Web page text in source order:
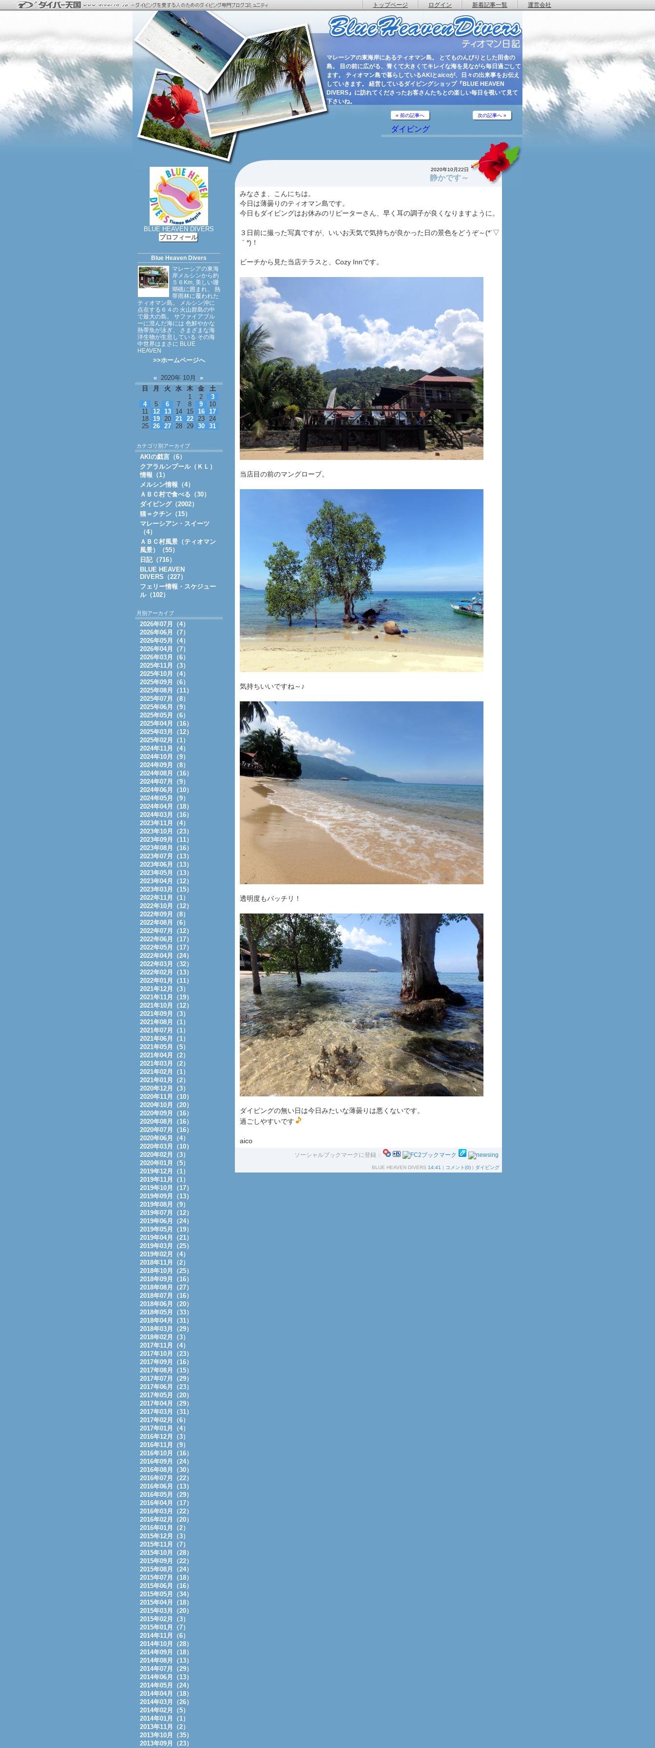
トップページ ログイン 新着記事一覧 運営会社
マレーシアの東海岸にあるティオマン島。 とてものんびりとした田舎の
島。 目の前に広がる、青くて大きくてキレイな海を見ながら毎日過ごして
ます。 ティオマン島で暮らしているAKIとaicoが、日々の出来事をお伝え
していきます。 経営しているダイビングショップ『BLUE HEAVEN
DIVERS』に訪れてくださったお客さんたちとの楽しい毎日を覗いて見て
下さいね。
« 前の記事へ 次の記事へ »
ダイビング
2020年10月22日
静かです～
みなさま、こんにちは。
今日は薄曇りのティオマン島です。
今日もダイビングはお休みのリピーターさん、早く耳の調子が良くなりますように。
３日前に撮った写真ですが、いいお天気で気持ちが良かった日の景色をどうぞ～(*´▽
｀*)！
ビーチから見た当店テラスと、Cozy Innです。
当店目の前のマングローブ。
気持ちいいですね～♪
透明度もバッチリ！
ダイビングの無い日は今日みたいな薄曇りは悪くないです。
過ごしやすいです
aico
ソーシャルブックマークに登録：
BLUE HEAVEN DIVERS 14:41 | コメント(0) | ダイビング
BLUE HEAVEN DIVERS
プロフィール
Blue Heaven Divers
マレーシアの東海
岸メルシンから約
５６Km, 美しい珊
瑚礁に囲まれ、 熱
帯雨林に覆われた
ティオマン島。 メルシン沖に
点在する６４の 火山群島の中
で最大の島。 サファイアブル
ーに澄んだ海には 色鮮やかな
熱帯魚が泳ぎ、 さまざまな海
洋生物が生息している その海
中世界はまさに BLUE
HEAVEN
>>ホームページへ
« 2020年 10月 »
日
月 火 水 木 金
土
1
2
3
4
5 6 7 8 9
10
11
12 13 14 15 16
17
18
19 20 21 22 23
24
25
26 27 28 29 30 31
カテゴリ別アーカイブ
AKIの戯言（6）
クアラルンプール（ＫＬ）
情報（1）
メルシン情報（4）
ＡＢＣ村で食べる（30）
ダイビング（2002）
猫＝クチン（15）
マレーシアン・スイーツ
（4）
ＡＢＣ村風景（ティオマン
風景）（55）
日記（716）
BLUE HEAVEN
DIVERS（227）
フェリー情報・スケジュー
ル（102）
月別アーカイブ
2026年07月（4）
2026年06月（7）
2026年05月（4）
2026年04月（7）
2026年03月（6）
2025年11月（3）
2025年10月（4）
2025年09月（6）
2025年08月（11）
2025年07月（8）
2025年06月（9）
2025年05月（6）
2025年04月（16）
2025年03月（12）
2025年02月（1）
2024年11月（4）
2024年10月（9）
2024年09月（8）
2024年08月（16）
2024年07月（9）
2024年06月（10）
2024年05月（9）
2024年04月（18）
2024年03月（16）
2023年11月（4）
2023年10月（23）
2023年09月（11）
2023年08月（16）
2023年07月（13）
2023年06月（13）
2023年05月（13）
2023年04月（12）
2023年03月（15）
2022年11月（1）
2022年10月（12）
2022年09月（8）
2022年08月（6）
2022年07月（12）
2022年06月（17）
2022年05月（17）
2022年04月（24）
2022年03月（32）
2022年02月（13）
2022年01月（11）
2021年12月（3）
2021年11月（19）
2021年10月（12）
2021年09月（3）
2021年08月（1）
2021年07月（1）
2021年06月（1）
2021年05月（5）
2021年04月（2）
2021年03月（2）
2021年02月（1）
2021年01月（2）
2020年12月（3）
2020年11月（10）
2020年10月（20）
2020年09月（16）
2020年08月（16）
2020年07月（16）
2020年06月（4）
2020年03月（10）
2020年02月（3）
2020年01月（5）
2019年12月（1）
2019年11月（1）
2019年10月（17）
2019年09月（13）
2019年08月（9）
2019年07月（12）
2019年06月（24）
2019年05月（19）
2019年04月（21）
2019年03月（25）
2019年02月（4）
2018年11月（2）
2018年10月（25）
2018年09月（16）
2018年08月（27）
2018年07月（16）
2018年06月（20）
2018年05月（33）
2018年04月（31）
2018年03月（29）
2018年02月（3）
2017年11月（4）
2017年10月（23）
2017年09月（16）
2017年08月（15）
2017年07月（29）
2017年06月（23）
2017年05月（20）
2017年04月（29）
2017年03月（31）
2017年02月（6）
2017年01月（4）
2016年12月（3）
2016年11月（9）
2016年10月（16）
2016年09月（24）
2016年08月（30）
2016年07月（22）
2016年06月（13）
2016年05月（29）
2016年04月（17）
2016年03月（22）
2016年02月（20）
2016年01月（2）
2015年12月（3）
2015年11月（7）
2015年10月（28）
2015年09月（22）
2015年08月（24）
2015年07月（18）
2015年06月（16）
2015年05月（34）
2015年04月（18）
2015年03月（20）
2015年02月（3）
2015年01月（7）
2014年11月（6）
2014年10月（28）
2014年09月（18）
2014年08月（13）
2014年07月（29）
2014年06月（13）
2014年05月（24）
2014年04月（18）
2014年03月（26）
2014年02月（5）
2014年01月（1）
2013年11月（2）
2013年10月（35）
2013年09月（23）